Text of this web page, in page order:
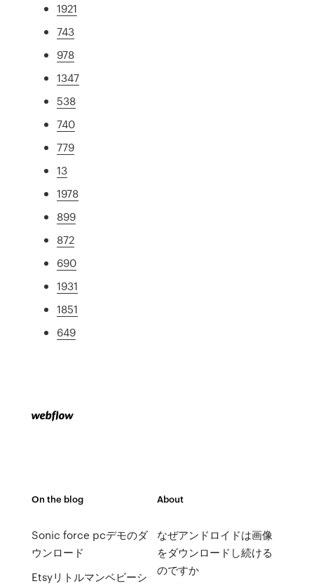
1921
743
978
1347
538
740
779
13
1978
899
872
690
1931
1851
649
On the blog
Sonic force pcデモのダ
ウンロード
Etsyリトルマンベビーシ
About
なぜアンドロイドは画像
をダウンロードし続ける
のですか